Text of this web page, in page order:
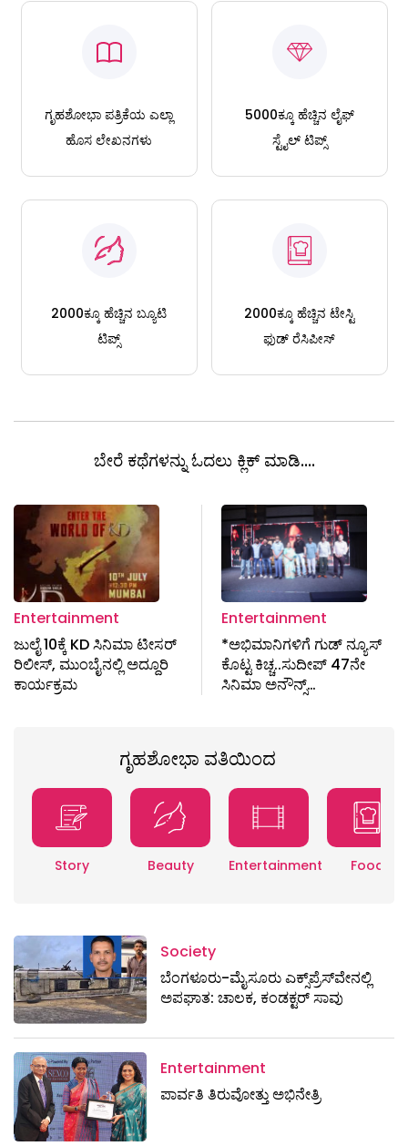
ಗೃಹಶೋಭಾ ಪತ್ರಿಕೆಯ ಎಲ್ಲಾ
ಹೊಸ ಲೇಖನಗಳು
5000ಕ್ಕೂ ಹೆಚ್ಚಿನ ಲೈಫ್
ಸ್ಟೈಲ್ ಟಿಪ್ಸ್
2000ಕ್ಕೂ ಹೆಚ್ಚಿನ ಬ್ಯೂಟಿ
ಟಿಪ್ಸ್
2000ಕ್ಕೂ ಹೆಚ್ಚಿನ ಟೇಸ್ಟಿ
ಫುಡ್ ರೆಸಿಪೀಸ್
ಬೇರೆ ಕಥೆಗಳನ್ನು ಓದಲು ಕ್ಲಿಕ್ ಮಾಡಿ....
Entertainment
ಜುಲೈ 10ಕ್ಕೆ KD ಸಿನಿಮಾ ಟೀಸರ್
ರಿಲೀಸ್, ಮುಂಬೈನಲ್ಲಿ ಅದ್ದೂರಿ
ಕಾರ್ಯಕ್ರಮ
Entertainment
*ಅಭಿಮಾನಿಗಳಿಗೆ ಗುಡ್‌ ನ್ಯೂಸ್‌
ಕೊಟ್ಟ ಕಿಚ್ಚ..ಸುದೀಪ್‌ 47ನೇ
ಸಿನಿಮಾ ಅನೌನ್ಸ್…
ಗೃಹಶೋಭಾ ವತಿಯಿಂದ
Story Beauty Entertainment Food
Society
ಬೆಂಗಳೂರು-ಮೈಸೂರು ಎಕ್ಸ್​ಪ್ರೆಸ್‌ವೇನಲ್ಲಿ
ಅಪಘಾತ: ಚಾಲಕ, ಕಂಡಕ್ಟರ್ ಸಾವು
Entertainment
ಪಾರ್ವತಿ ತಿರುವೋತ್ತು ಅಭಿನೇತ್ರಿ